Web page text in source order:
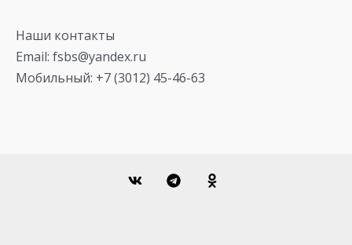
Наши контакты
Email: fsbs@yandex.ru
Мобильный: +7 (3012) 45-46-63